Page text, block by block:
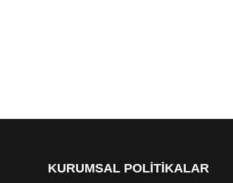
KURUMSAL POLİTİKALAR